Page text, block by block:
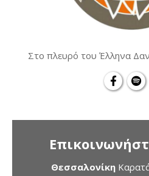
Στο πλευρό του Έλληνα
Θεσσαλονίκη